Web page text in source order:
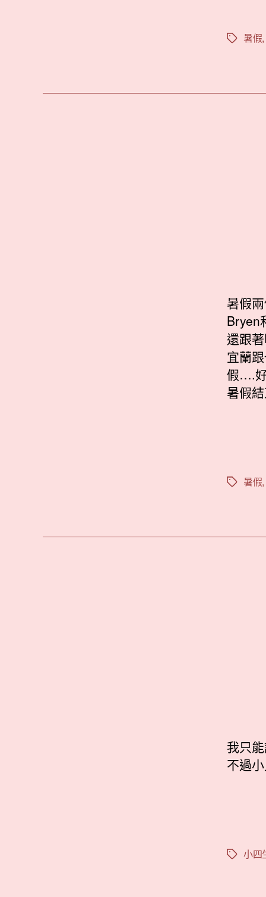
標 暑假,
暑假
Bryen
還跟
宜蘭
假….
暑假
標 暑假,
我只
不過
標 小四